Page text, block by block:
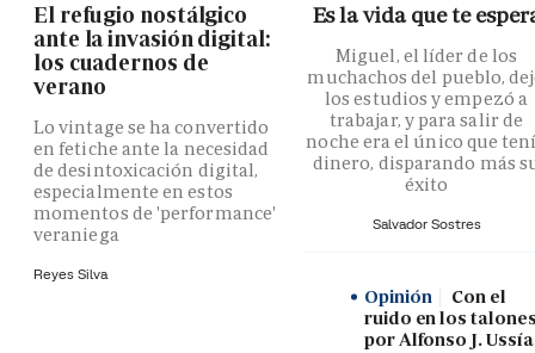
El refugio nostálgico
ante la invasión digital:
los cuadernos de
verano
Lo vintage se ha convertido
en fetiche ante la necesidad
de desintoxicación digital,
especialmente en estos
momentos de 'performance'
veraniega
Reyes Silva
Es la vida que te
Miguel, el líder de los
muchachos del pueblo,
los estudios y empezó a
trabajar, y para salir de
noche era el único que
dinero, disparando más
éxito
Salvador Sostres
Opinión
Con el
ruido en los
por Alfonso J. Ussía